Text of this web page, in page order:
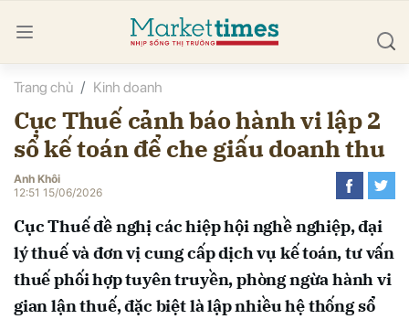
Trang chủ Kinh doanh
Cục Thuế cảnh báo hành vi lập 2
sổ kế toán để che giấu doanh thu
Anh Khôi
12:51 15/06/2026
Cục Thuế đề nghị các hiệp hội nghề nghiệp, đại
lý thuế và đơn vị cung cấp dịch vụ kế toán, tư vấn
thuế phối hợp tuyên truyền, phòng ngừa hành vi
gian lận thuế, đặc biệt là lập nhiều hệ thống sổ
luận
Hủy